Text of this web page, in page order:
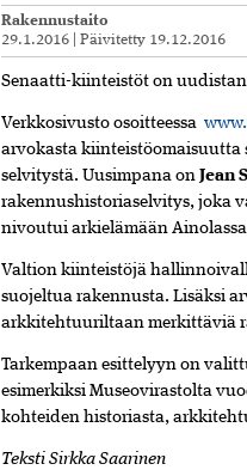
Rakennustaito
29.1.2016 |Päivitetty 19.12.2016
Senaatti-kiinteistöt on
Verkkosivusto osoitteessa
arvokasta kiinteistöomaisuutta
selvitystä. Uusimpana onJean
rakennushistoriaselvitys, joka
nivoutui arkielämään
Valtion kiinteistöjä
suojeltua rakennusta. Lisäksi
arkkitehtuuriltaan merkittäviä
Tarkempaan esittelyyn on
esimerkiksi Museovirastolta
kohteiden historiasta,
Teksti Sirkka Saarinen